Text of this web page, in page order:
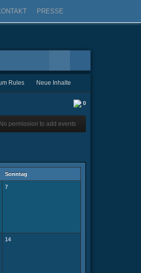
PRESSE
Rules Neue Inhalte
0
No permission to add events
Sonntag
7
14